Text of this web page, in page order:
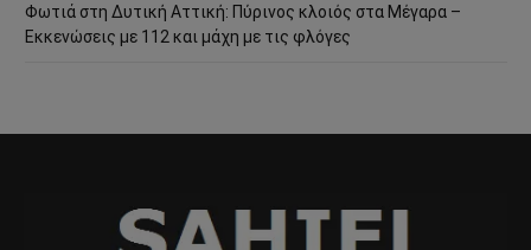
Φωτιά στη Δυτική Αττική: Πύρινος κλοιός στα Μέγαρα –
Εκκενώσεις με 112 και μάχη με τις φλόγες